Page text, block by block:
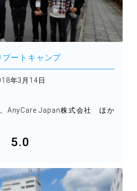
ートキャンプ
年3月14日
、AnyCare Japan株式会社 ほか
5.0